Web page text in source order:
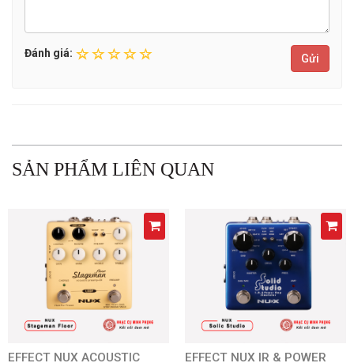
Đánh giá: Gửi
SẢN PHẨM LIÊN QUAN
EFFECT NUX ACOUSTIC
EFFECT NUX IR & POWER